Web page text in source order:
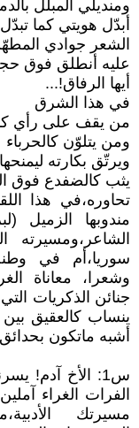
ومنديلي المبلل
أبدّل هويتي كما
الشعر جوادي
عليه أنطلق فوق
أيها الرفاق!...
في هذا الشرق
من يقف على رأي
ومن يتلوّن كالحرباء
ويرتّق بكارته
يثب كالضفدع فوق
تحاوره،في هذا
مندوبها الزميل
سوريا،أم في وطنه
وشعرا، معاناة
جنائن الذكريات
ينساب كالعقيق
أشبه ماتكون بحدائق
س1: الأخ آدم!
الفرات الغراء
مسيرتك